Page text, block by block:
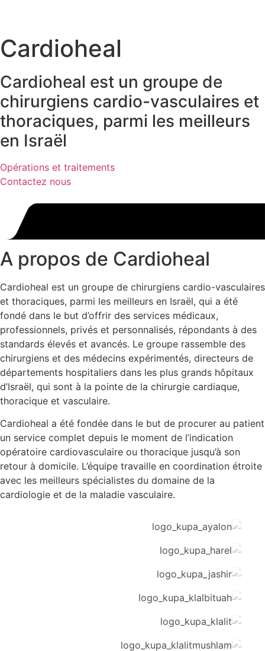
Cardioheal
Cardioheal est un groupe de
chirurgiens cardio-vasculaires et
thoraciques, parmi les meilleurs
en Israël
Opérations et traitements
Contactez nous
A propos de Cardioheal
Cardioheal est un groupe de chirurgiens cardio-
et thoraciques, parmi les meilleurs en Israël, qui a été
fondé dans le but d’offrir des services médicaux,
professionnels, privés et personnalisés, répondants à des
standards élevés et avancés. Le groupe rassemble des
chirurgiens et des médecins expérimentés, directeurs de
départements hospitaliers dans les plus grands hôpitaux
d’Israël, qui sont à la pointe de la chirurgie cardiaque,
thoracique et vasculaire.
Cardioheal a été fondée dans le but de procurer au
un service complet depuis le moment de l’indication
opératoire cardiovasculaire ou thoracique jusqu’à son
retour à domicile. L’équipe travaille en coordination
avec les meilleurs spécialistes du domaine de la
cardiologie et de la maladie vasculaire.